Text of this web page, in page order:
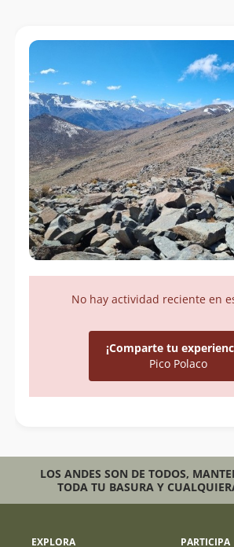
No hay actividad reciente en
¡Comparte tu
Pico Polaco
LOS ANDES SON DE TODOS,
TODA TU BASURA Y
EXPLORA PARTICIPA